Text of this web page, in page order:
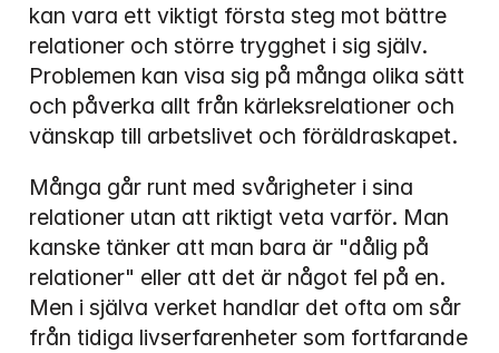
kan vara ett viktigt första steg mot bättre
relationer och större trygghet i sig själv.
Problemen kan visa sig på många olika sätt
och påverka allt från kärleksrelationer och
vänskap till arbetslivet och föräldraskapet.
Många går runt med svårigheter i sina
relationer utan att riktigt veta varför. Man
kanske tänker att man bara är "dålig på
relationer" eller att det är något fel på en.
Men i själva verket handlar det ofta om sår
från tidiga livserfarenheter som fortfarande